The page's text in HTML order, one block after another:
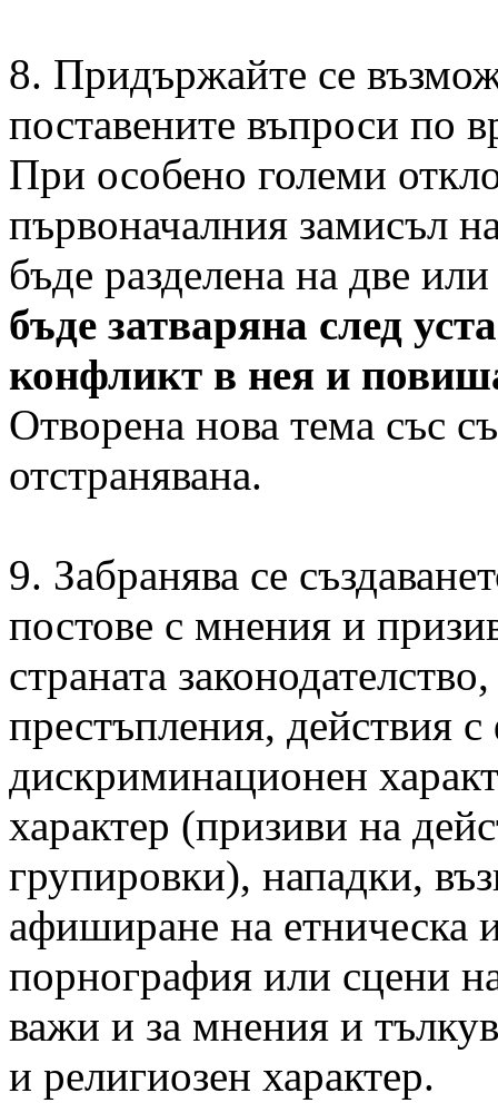
8. Придържайте се
поставените въпроси по
При особено големи
първоначалния замисъл
бъде разделена на две
бъде затваряна след
конфликт в нея и
Отворена нова тема със
отстранявана.
9. Забранява се
постове с мнения и
страната
престъпления, действия
дискриминационен
характер (призиви на
групировки), нападки,
афиширане на етническа
порнография или сцени
важи и за мнения и
и религиозен характер.